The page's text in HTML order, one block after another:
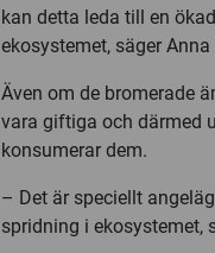
kan detta leda till en
ekosystemet, säger
Även om de bromerade
vara giftiga och därmed
konsumerar dem.
– Det är speciellt
spridning i ekosystemet,